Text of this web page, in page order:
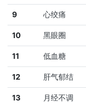
9 心绞痛
10 黑眼圈
11 低血糖
12 肝气郁结
13 月经不调